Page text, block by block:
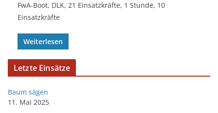
FwA-Boot, DLK, 21 Einsatzkräfte, 1 Stunde, 10
Einsatzkräfte
Weiterlesen
Letzte Einsätze
Baum sägen
11. Mai 2025